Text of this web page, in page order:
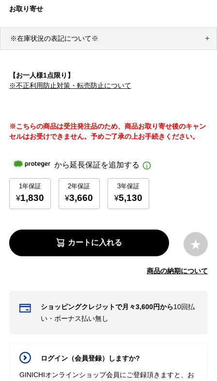
お取り寄せ
※在庫状況の表記について※
【お一人様1点限り】
※不正利用防止対策・転売防止について
※こちらの商品は受注発注品のため、商品お取り寄せ後のキャン
セルはお受けできません。予めご了承の上お手続きください。
カートに入れる
商品の納期について
ショッピングクレジットで月々3,600円から10回払
い・ボーナス払い無し
ログイン（会員登録）しますか?
GINICHIオンラインショップ会員にご登録頂きますと、お